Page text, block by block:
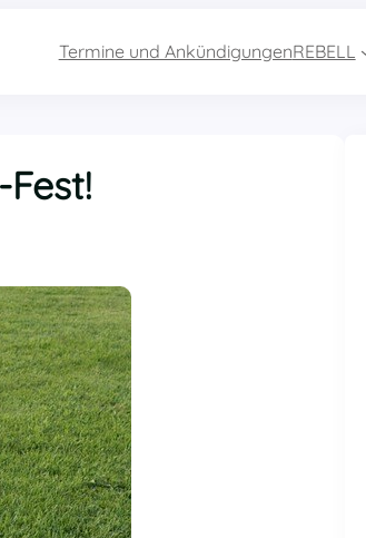
Termine und AnkündigungenREBELL